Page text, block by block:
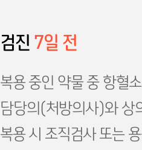
검진 7일 전
복용 중인 약물 중 항혈
담당의(처방의사)와 상
복용 시 조직검사 또는